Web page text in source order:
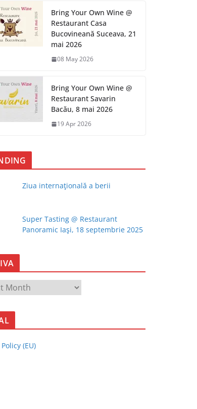
Bring Your Own Wine @
Restaurant Casa
Bucovineană Suceava, 21
mai 2026
08 May 2026
Bring Your Own Wine @
Restaurant Savarin
Bacău, 8 mai 2026
19 Apr 2026
Ziua internaţională a berii
Super Tasting @ Restaurant
Panoramic Iaşi, 18 septembrie 2025
(EU)